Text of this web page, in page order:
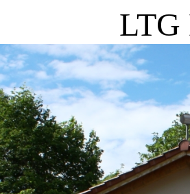
LTG